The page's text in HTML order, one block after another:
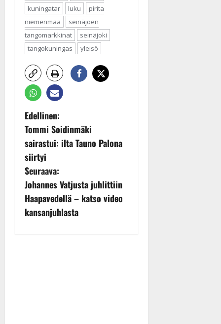
kuningatar
luku
pirita
niemenmaa
seinäjoen
tangomarkkinat
seinäjoki
tangokuningas
yleisö
P
o
s
t
n
a
Edellinen:
Tommi Soidinmäki
sairastui: ilta Tauno Palona
siirtyi
Seuraava:
Johannes Vatjusta juhlittiin
Haapavedellä – katso video
kansanjuhlasta